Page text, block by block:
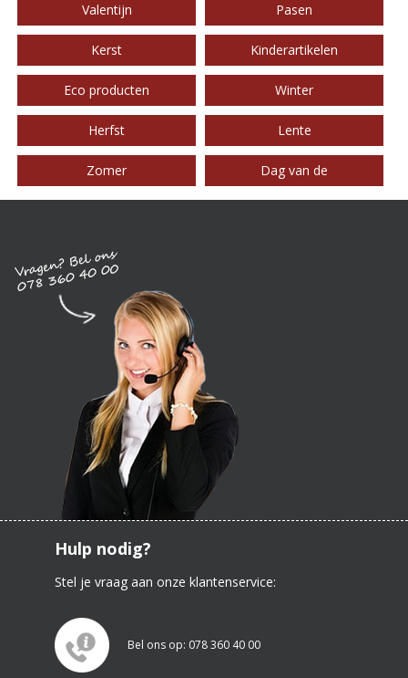
Valentijn Pasen
Kerst Kinderartikelen
Eco producten Winter
Herfst Lente
Zomer Dag van de
Hulp nodig?
Stel je vraag aan onze klantenservice:
Bel ons op: 078 360 40 00